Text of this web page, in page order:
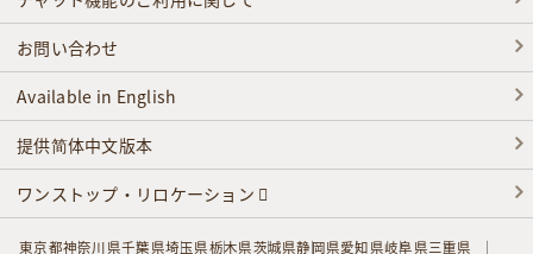
お問い合わせ
Available in English
提供简体中文版本
ワンストップ・リロケーション
東京都神奈川県千葉県埼玉県栃木県茨城県静岡県愛知県岐阜県三重県